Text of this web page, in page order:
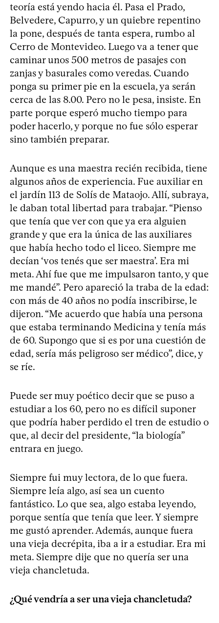
teoría está yendo hacia él. Pasa el Prado,
Belvedere, Capurro, y un quiebre repentino
la pone, después de tanta espera, rumbo al
Cerro de Montevideo. Luego va a tener que
caminar unos 500 metros de pasajes con
zanjas y basurales como veredas. Cuando
ponga su primer pie en la escuela, ya serán
cerca de las 8.00. Pero no le pesa, insiste. En
parte porque esperó mucho tiempo para
poder hacerlo, y porque no fue sólo esperar
sino también preparar.
Aunque es una maestra recién recibida, tiene
algunos años de experiencia. Fue auxiliar en
el jardín 113 de Solís de Mataojo. Allí, subraya,
le daban total libertad para trabajar. “Pienso
que tenía que ver con que ya era alguien
grande y que era la única de las auxiliares
que había hecho todo el liceo. Siempre me
decían ‘vos tenés que ser maestra’. Era mi
meta. Ahí fue que me impulsaron tanto, y que
me mandé”. Pero apareció la traba de la edad:
con más de 40 años no podía inscribirse, le
dijeron. “Me acuerdo que había una persona
que estaba terminando Medicina y tenía más
de 60. Supongo que si es por una cuestión de
edad, sería más peligroso ser médico”, dice, y
se ríe.
Puede ser muy poético decir que se puso a
estudiar a los 60, pero no es difícil suponer
que podría haber perdido el tren de estudio o
que, al decir del presidente, “la biología”
entrara en juego.
Siempre fui muy lectora, de lo que fuera.
Siempre leía algo, así sea un cuento
fantástico. Lo que sea, algo estaba leyendo,
porque sentía que tenía que leer. Y siempre
me gustó aprender. Además, aunque fuera
una vieja decrépita, iba a ir a estudiar. Era mi
meta. Siempre dije que no quería ser una
vieja chancletuda.
¿Qué vendría a ser una vieja chancletuda?